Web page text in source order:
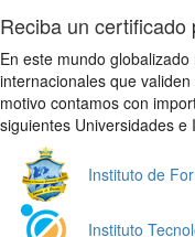
Reciba un certificado
En este mundo
internacionales que
motivo contamos con
siguientes Universidades
Instituto de
Instituto